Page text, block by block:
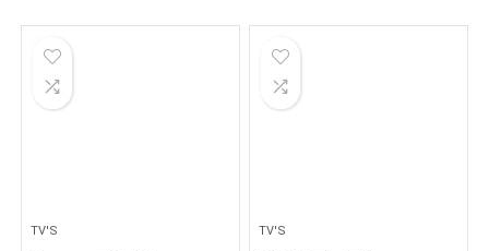
TV'S TV'S